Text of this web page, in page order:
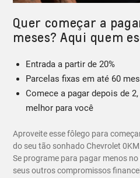
Quer começar a
meses? Aqui quem
Entrada a partir de 20%
Parcelas fixas em até 60
Comece a pagar depois de
melhor para você
Aproveite esse fôlego para
do seu tão sonhado Chevrolet 0KM.
Se programe para pagar menos
seus outros compromissos